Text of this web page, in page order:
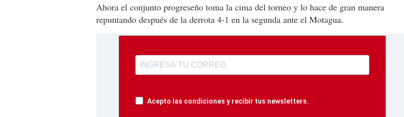
Ahora el conjunto progreseño toma la cima del torneo y lo hace de gran manera
repuntando después de la derrota 4-1 en la segunda ante el Motagua.
Acepto las condiciones y recibir tus newsletters.